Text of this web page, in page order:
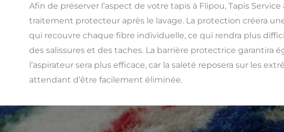
Afin de préserver l’aspect de votre tapis à Flipou, Tapis
traitement protecteur après le lavage. La protection créera
qui recouvre chaque fibre individuelle, ce qui rendra plus
des salissures et des taches. La barrière protectrice garantira
l’aspirateur sera plus efficace, car la saleté reposera sur les
attendant d’être facilement éliminée.